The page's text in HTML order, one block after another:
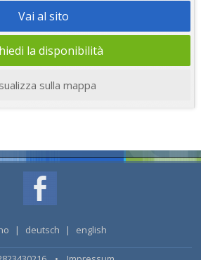
Vai al sito
la disponibilità
sulla mappa
| deutsch | english